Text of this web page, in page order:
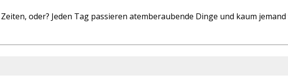
oder? Jeden Tag passieren atemberaubende Dinge und kaum